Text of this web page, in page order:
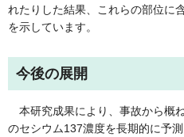
れたりした結果、これらの部位に
を示しています。
今後の展開
本研究成果により、事故から概
のセシウム137濃度を長期的に予